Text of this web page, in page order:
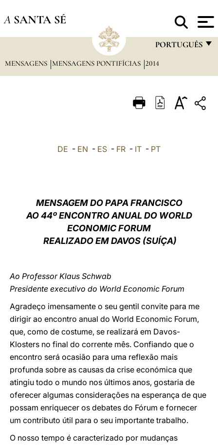
A SANTA SÉ
PORTUGUÊS
FRANÇAIS
ITALIANO
中文
LATINE
MENSAGENS MENSAGENS PONTIFÍCIAS 2014
DE - EN - ES - FR - IT - PT
MENSAGEM DO PAPA FRANCISCO
AO 44º ENCONTRO ANUAL DO WORLD
ECONOMIC FORUM
REALIZADO EM DAVOS (SUÍÇA)
Ao Professor Klaus Schwab
Presidente executivo do World Economic Forum
Agradeço imensamente o seu gentil convite para me
dirigir ao encontro anual do World Economic Forum,
que, como de costume, se realizará em Davos-
Klosters no final do corrente mês. Confiando que o
encontro será ocasião para uma reflexão mais
profunda sobre as causas da crise económica que
atingiu todo o mundo nos últimos anos, gostaria de
oferecer algumas considerações na esperança de que
possam enriquecer os debates do Fórum e fornecer
um contributo útil para o seu importante trabalho.
O nosso tempo é caracterizado por mudanças